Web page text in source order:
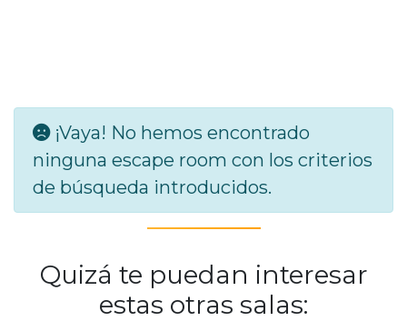
¡Vaya! No hemos encontrado
ninguna escape room con los criterios
de búsqueda introducidos.
Quizá te puedan interesar
estas otras salas: